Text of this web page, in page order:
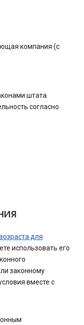
компания (с
штата
согласно
для
использовать его
законному
вместе с